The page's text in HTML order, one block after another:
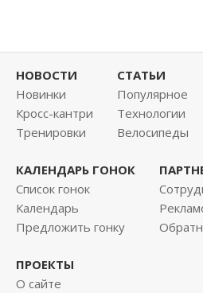
НОВОСТИ
Новинки
Кросс-кантри
Тренировки
СТАТЬИ
Популярное
Технологии
Велосипеды
КАЛЕНДАРЬ ГОНОК
Список гонок
Календарь
Предложить гонку
ПРОЕКТЫ
О сайте